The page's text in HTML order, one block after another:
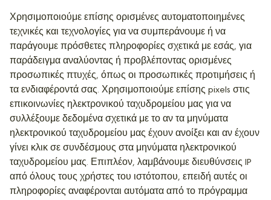
Χρησιμοποιούμε επίσης ορισμένες αυτοματοποιημένες
τεχνικές και τεχνολογίες για να συμπεράνουμε ή να
παράγουμε πρόσθετες πληροφορίες σχετικά με εσάς, για
παράδειγμα αναλύοντας ή προβλέποντας ορισμένες
προσωπικές πτυχές, όπως οι προσωπικές προτιμήσεις ή
τα ενδιαφέροντά σας. Χρησιμοποιούμε επίσης pixels στις
επικοινωνίες ηλεκτρονικού ταχυδρομείου μας για να
συλλέξουμε δεδομένα σχετικά με το αν τα μηνύματα
ηλεκτρονικού ταχυδρομείου μας έχουν ανοίξει και αν έχουν
γίνει κλικ σε συνδέσμους στα μηνύματα ηλεκτρονικού
ταχυδρομείου μας. Επιπλέον, λαμβάνουμε διευθύνσεις IP
από όλους τους χρήστες του ιστότοπου, επειδή αυτές οι
πληροφορίες αναφέρονται αυτόματα από το πρόγραμμα